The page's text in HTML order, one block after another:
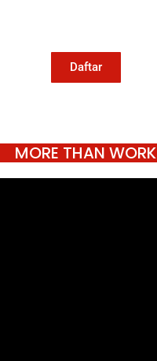
Daftar
MORE THAN WORK